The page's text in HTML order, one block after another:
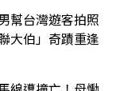
幫台灣遊客拍照
大伯」奇蹟重逢